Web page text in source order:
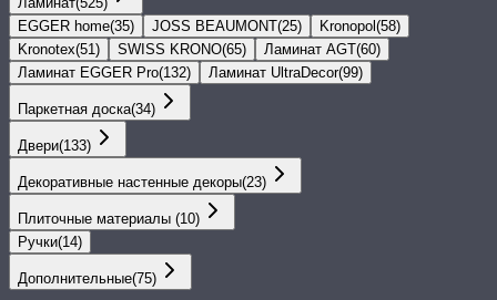
EGGER home(35) JOSS BEAUMONT(25) Kronopol (58)
Kronotex(51) SWISS KRONO(65) Ламинат AGT(60)
Ламинат EGGER Pro(132) Ламинат UltraDecor(99)
Паркетная доска(34)
Двери(133)
Декоративные настенные декоры(23)
Плиточные материалы (10)
Ручки(14)
Дополнительные(75)